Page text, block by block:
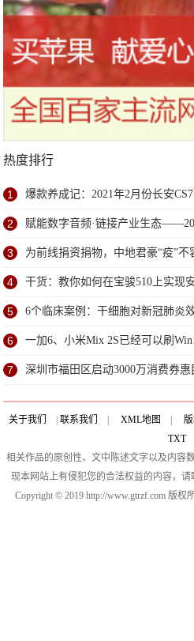
热度排行
1 爆款养成记：2021年2月份长安
2 赋能数字音频·链接产业生态
频产业展6月深圳盛大开幕
3 为前线捐资捐物，中地君豪“疫”不
4 干货：教你如何在宝骏510上实现
5 6个临床案例：干细胞对新冠肺炎
究
6 一加6、小米Mix 2S已经可以刷
了？
7 深圳市福田区启动3000万消费券惠
关于我们 | 联系我们 | XML地图 |
TXT
相关作品的原创性、文中陈述文字以及内容
现本网站上有侵犯您的合法权益的内容，请
Copyright © 2019 http://www.gtrzf.com 版